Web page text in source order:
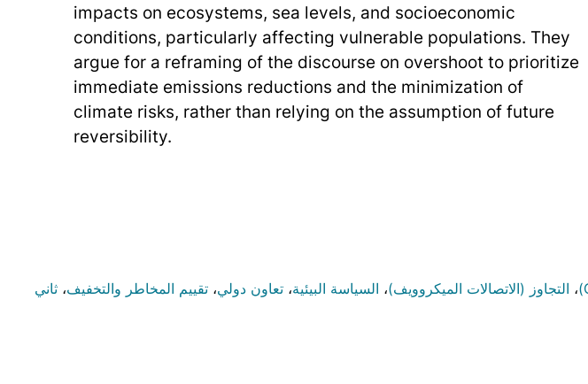
impacts on ecosystems, sea levels, and socioeconomic
conditions, particularly affecting vulnerable populations. They
argue for a reframing of the discourse on overshoot to prioritize
immediate emissions reductions and the minimization of
climate risks, rather than relying on the assumption of future
reversibility.
، التجاوز (الاتصالات الميكروويف)، السياسة البيئية، تعاون دولي، تقييم المخاطر والتخفيف، ثاني